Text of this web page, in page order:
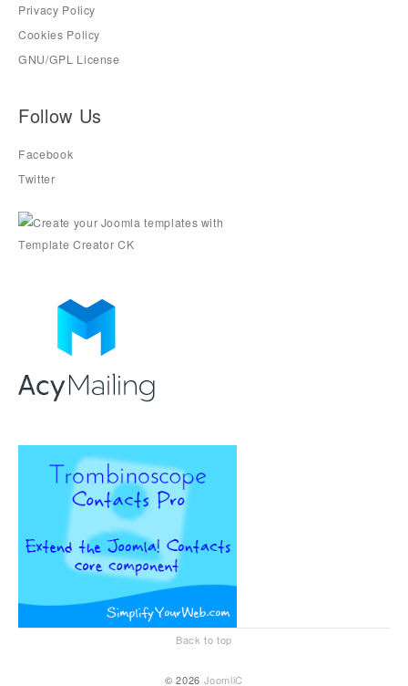
Privacy Policy
Cookies Policy
GNU/GPL License
Follow Us
Facebook
Twitter
Back to top
© 2026 JoomliC